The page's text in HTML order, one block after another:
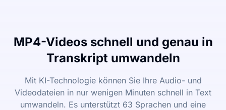
MP4-Videos schnell und genau in
Transkript umwandeln
Mit KI-Technologie können Sie Ihre Audio- und
Videodateien in nur wenigen Minuten schnell in Text
umwandeln. Es unterstützt 63 Sprachen und eine